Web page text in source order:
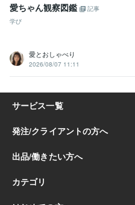
愛ちゃん観察図鑑
記事
学び
愛とおしゃべり
2026/08/07 11:11